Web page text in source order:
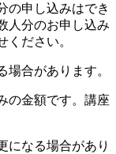
の申し込みはでき
人分のお申し込み
ください。
合があります。
の金額です。講座
になる場合があり